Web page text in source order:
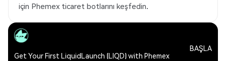
için Phemex ticaret botlarını keşfedin.
Get Your First LiquidLaunch (LIQD) with Phemex
BAŞLA